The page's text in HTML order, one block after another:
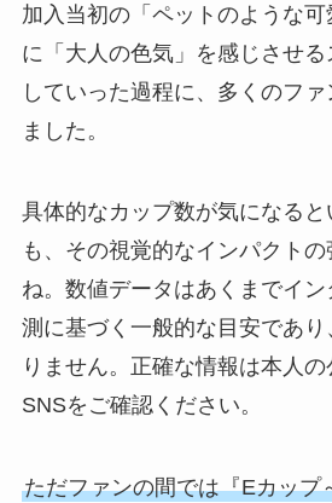
加入当初の「ペットのような可
に「大人の色気」を感じさせ
していった過程に、多くのフ
ました。
具体的なカップ数が気になる
も、その視覚的なインパクト
ね。数値データはあくまでイ
測に基づく一般的な目安であ
りません。正確な情報は本人
SNSをご確認ください。
ただファンの間では『Eカップ